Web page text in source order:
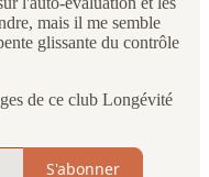
mais il me semble
glissante du contrôle
de ce club Longévité
S'abonner